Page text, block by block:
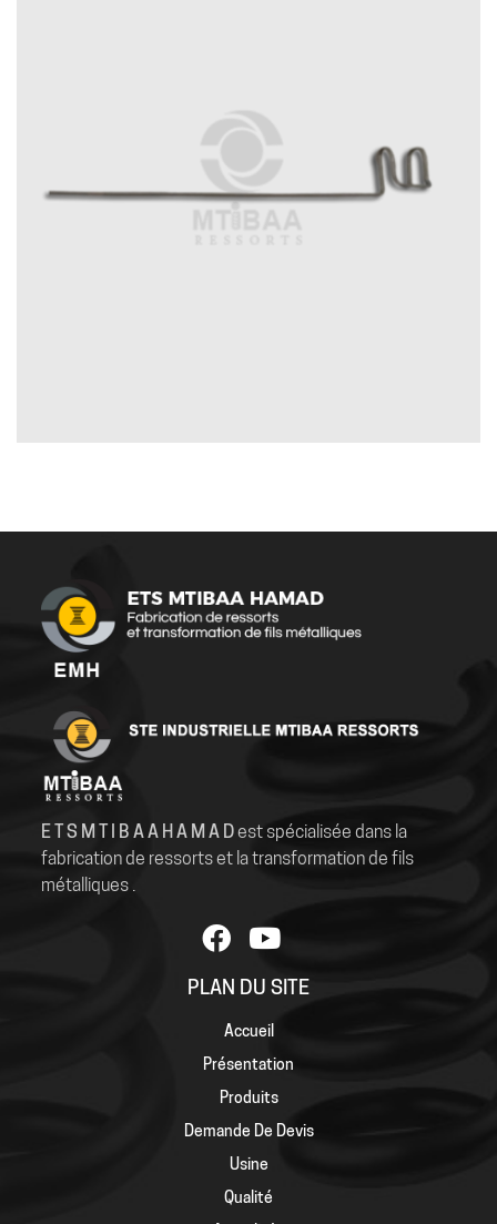
E T S M T I B A A H A M A Dest spécialisée dans la
fabrication de ressorts et la transformation de fils
métalliques .
PLAN DU SITE
Accueil
Présentation
Produits
Demande De Devis
Usine
Qualité